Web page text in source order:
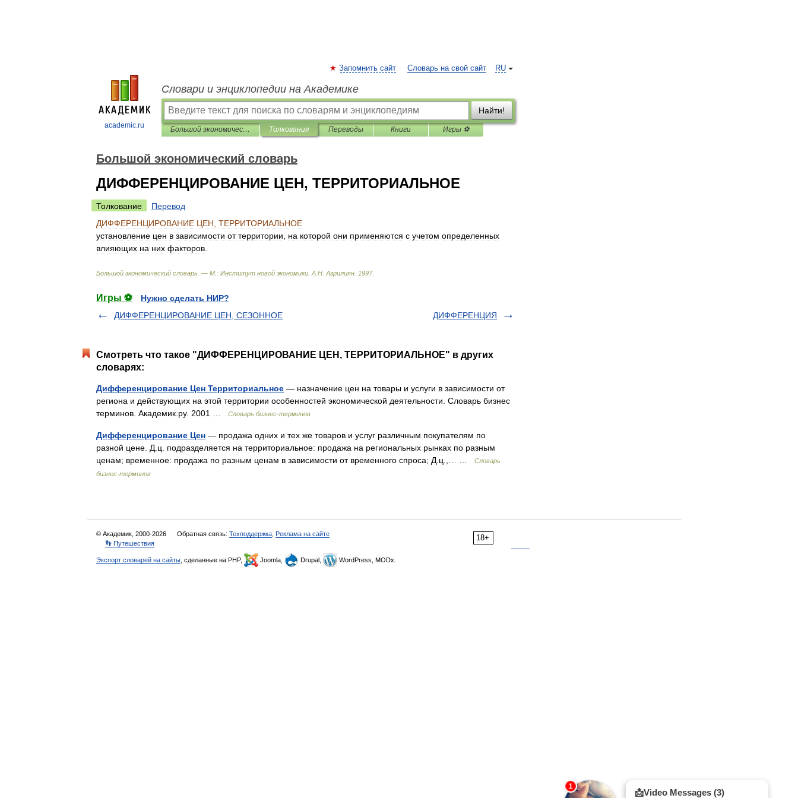
academic.ru
RU
Запомнить сайт Словарь на свой сайт
Словари и энциклопедии на Академике
Найти!
Большой экономический словарь Толкования Переводы Книги Игры ⚽
Большой экономический словарь
ДИФФЕРЕНЦИРОВАНИЕ ЦЕН, ТЕРРИТОРИАЛЬНОЕ
Толкование
Перевод
ДИФФЕРЕНЦИРОВАНИЕ ЦЕН ТЕРРИТОРИАЛЬНОЕ
установление цен в зависимости от территории на которой они применяются с учетом определенных
влияющих на них факторов
Большой экономический словарь . — М : Институт новой экономики А Н Азрилиян 1997.
Игры ⚽
Нужно сделать НИР?
ДИФФЕРЕНЦИРОВАНИЕ ЦЕН, СЕЗОННОЕ
ДИФФЕРЕНЦИЯ
Смотреть что такое "ДИФФЕРЕНЦИРОВАНИЕ ЦЕН, ТЕРРИТОРИАЛЬНОЕ" в других
словарях:
Дифференцирование Цен Территориальное — назначение цен на товары и услуги в зависимости от
региона и действующих на этой территории особенностей экономической деятельности. Словарь бизнес
терминов. Академик.ру. 2001 …
Словарь бизнес-терминов
Дифференцирование Цен — продажа одних и тех же товаров и услуг различным покупателям по
разной цене. Д.ц. подразделяется на территориальное: продажа на региональных рынках по разным
ценам; временное: продажа по разным ценам в зависимости от временного спроса; Д.ц.,… …
Словарь
бизнес-терминов
18+
© Академик, 2000-2026 Обратная связь: Техподдержка Реклама на сайте
👣 Путешествия
Экспорт словарей на сайты , сделанные на PHP, Joomla, Drupal, WordPress, MODx.